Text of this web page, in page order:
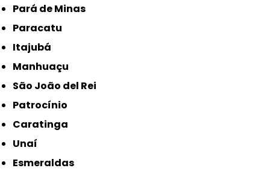
Pará de Minas
Paracatu
Itajubá
Manhuaçu
São João del Rei
Patrocínio
Caratinga
Unaí
Esmeraldas